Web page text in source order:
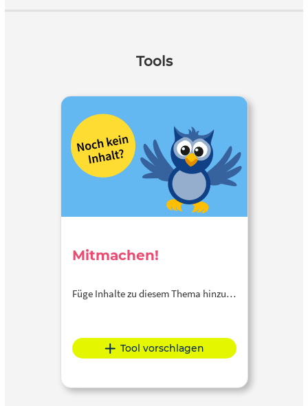
Tools
Mitmachen!
Füge Inhalte zu diesem Thema hinzu…
Tool vorschlagen